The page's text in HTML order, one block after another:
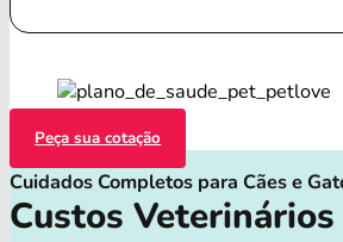
Peça sua cotação
Cuidados Completos para Cães e
Custos